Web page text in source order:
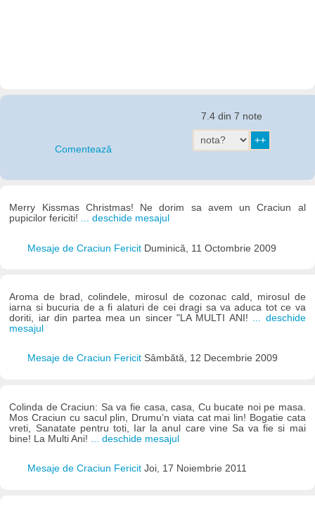
Comentează
7.4 din 7 note
Merry Kissmas Christmas! Ne dorim sa avem un Craciun al
pupicilor fericiti! ... deschide mesajul
Mesaje de Craciun Fericit Duminică, 11 Octombrie 2009
Aroma de brad, colindele, mirosul de cozonac cald, mirosul de
iarna si bucuria de a fi alaturi de cei dragi sa va aduca tot ce va
doriti, iar din partea mea un sincer "LA MULTI ANI! ... deschide
mesajul
Mesaje de Craciun Fericit Sâmbătă, 12 Decembrie 2009
Colinda de Craciun: Sa va fie casa, casa, Cu bucate noi pe masa.
Mos Craciun cu sacul plin, Drumu’n viata cat mai lin! Bogatie cata
vreti, Sanatate pentru toti, Iar la anul care vine Sa va fie si mai
bine! La Multi Ani!
... deschide mesajul
Mesaje de Craciun Fericit Joi, 17 Noiembrie 2011